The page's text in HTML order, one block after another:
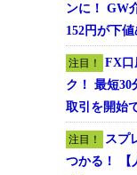
ンに！ GW
152円が下
注目！
FX口
ク！ 最短30
取引を開始
注目！
スプ
つかる！ 【